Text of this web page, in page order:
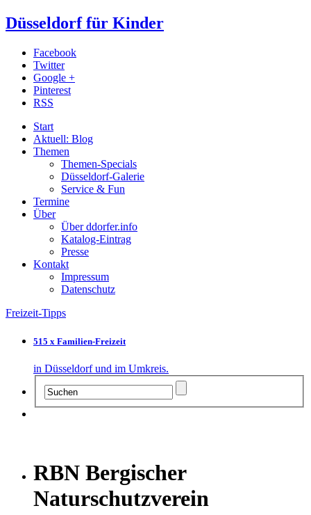
Düsseldorf für Kinder
Facebook
Twitter
Google +
Pinterest
RSS
Start
Aktuell: Blog
Themen
Themen-Specials
Düsseldorf-Galerie
Service & Fun
Termine
Über
Über ddorfer.info
Katalog-Eintrag
Presse
Kontakt
Impressum
Datenschutz
Freizeit-Tipps
515 x Familien-Freizeit
in Düsseldorf und im Umkreis.
RBN Bergischer
Naturschutzverein